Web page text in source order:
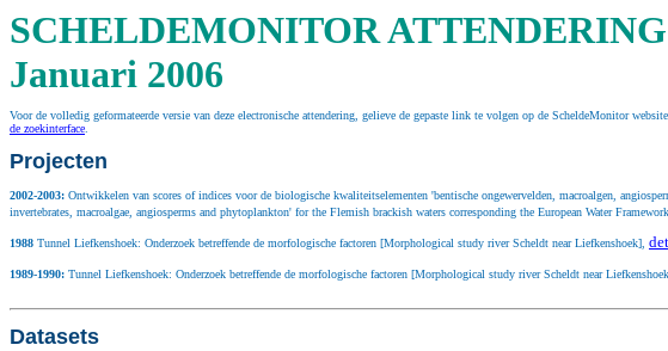
SCHELDEMONITOR ATTENDERING
Januari 2006
Voor de volledig geformateerde versie van deze electronische attendering, gelieve de gepaste link te volgen op de ScheldeMonitor website
de zoekinterface
Projecten
2002-2003: Ontwikkelen van scores of indices voor de biologische kwaliteitselementen 'bentische ongewervelden, macroalgen,
invertebrates, macroalgae, angiosperms and phytoplankton' for the Flemish brackish waters corresponding the European Water
1988 Tunnel Liefkenshoek: Onderzoek betreffende de morfologische factoren [Morphological study river Scheldt near Liefkenshoek],
1989-1990: Tunnel Liefkenshoek: Onderzoek betreffende de morfologische factoren [Morphological study river Scheldt near
Datasets